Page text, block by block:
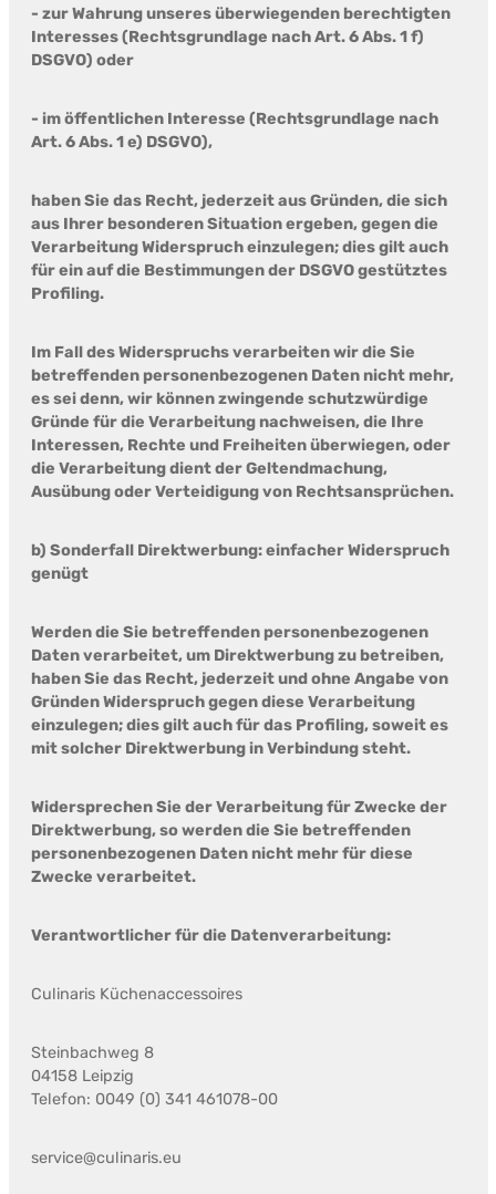
- zur Wahrung unseres überwiegenden berechtigten
Interesses (Rechtsgrundlage nach Art. 6 Abs. 1 f)
DSGVO) oder
- im öffentlichen Interesse (Rechtsgrundlage nach
Art. 6 Abs. 1 e) DSGVO),
haben Sie das Recht, jederzeit aus Gründen, die sich
aus Ihrer besonderen Situation ergeben, gegen die
Verarbeitung Widerspruch einzulegen; dies gilt auch
für ein auf die Bestimmungen der DSGVO gestütztes
Profiling.
Im Fall des Widerspruchs verarbeiten wir die Sie
betreffenden personenbezogenen Daten nicht mehr,
es sei denn, wir können zwingende schutzwürdige
Gründe für die Verarbeitung nachweisen, die Ihre
Interessen, Rechte und Freiheiten überwiegen, oder
die Verarbeitung dient der Geltendmachung,
Ausübung oder Verteidigung von Rechtsansprüchen.
b) Sonderfall Direktwerbung: einfacher Widerspruch
genügt
Werden die Sie betreffenden personenbezogenen
Daten verarbeitet, um Direktwerbung zu betreiben,
haben Sie das Recht, jederzeit und ohne Angabe von
Gründen Widerspruch gegen diese Verarbeitung
einzulegen; dies gilt auch für das Profiling, soweit es
mit solcher Direktwerbung in Verbindung steht.
Widersprechen Sie der Verarbeitung für Zwecke der
Direktwerbung, so werden die Sie betreffenden
personenbezogenen Daten nicht mehr für diese
Zwecke verarbeitet.
Verantwortlicher für die Datenverarbeitung:
Culinaris Küchenaccessoires
Steinbachweg 8
04158 Leipzig
Telefon: 0049 (0) 341 461078-00
service@culinaris.eu